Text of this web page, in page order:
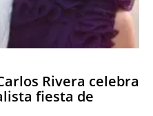
Rivera celebra
fiesta de